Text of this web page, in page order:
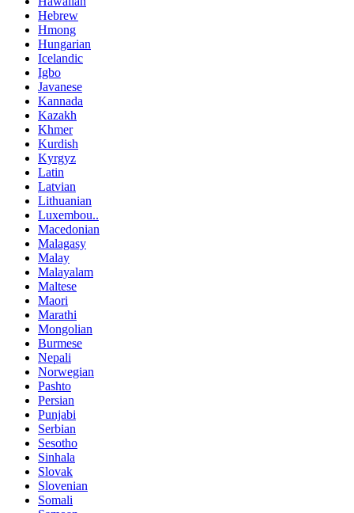
Hebrew
Hmong
Hungarian
Icelandic
Igbo
Javanese
Kannada
Kazakh
Khmer
Kurdish
Kyrgyz
Latin
Latvian
Lithuanian
Luxembou..
Macedonian
Malagasy
Malay
Malayalam
Maltese
Maori
Marathi
Mongolian
Burmese
Nepali
Norwegian
Pashto
Persian
Punjabi
Serbian
Sesotho
Sinhala
Slovak
Slovenian
Somali